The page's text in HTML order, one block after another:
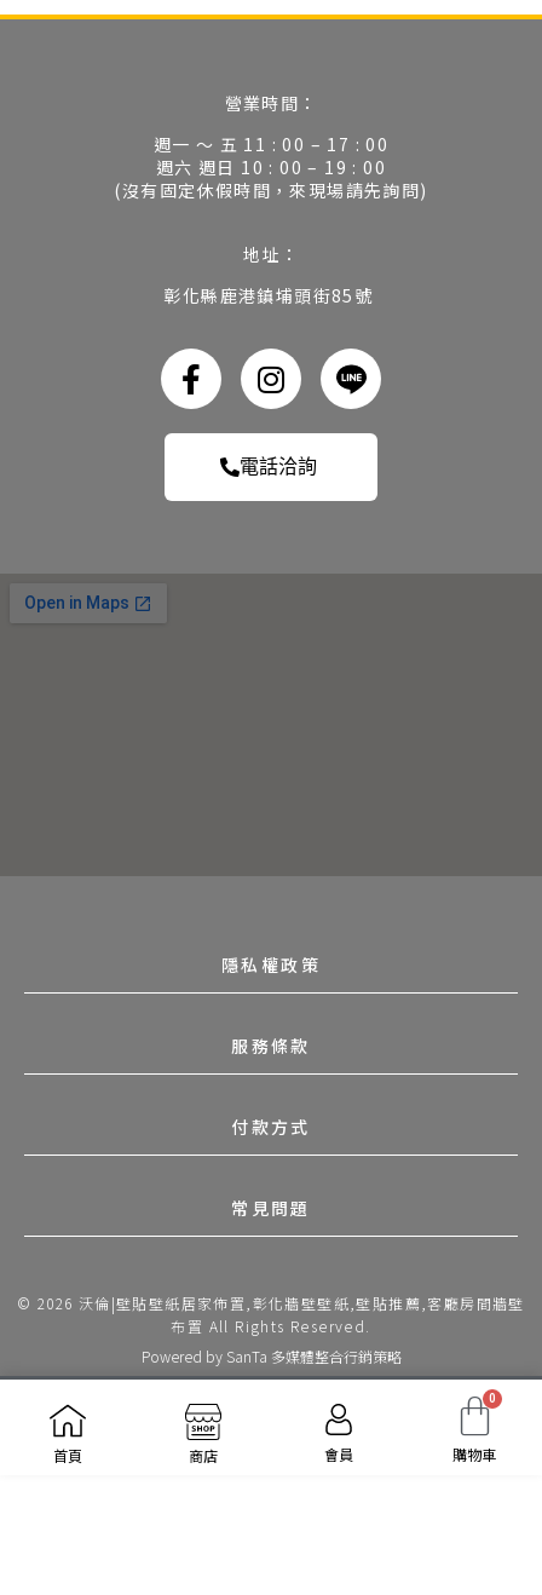
營業時間：
週一 ～ 五 11 : 00 – 17 : 00
週六 週日 10 : 00 – 19 : 00
(沒有固定休假時間，來現場請先詢問)
地址：
彰化縣鹿港鎮埔頭街85號
電話洽詢
隱私權政策
服務條款
付款方式
常見問題
© 2026 沃倫|壁貼壁紙居家佈置,彰化牆壁壁紙,壁貼推薦,客廳房間牆壁
布置 All Rights Reserved.
Powered by SanTa 多媒體整合行銷策略
首頁 商店 會員
0
購物車